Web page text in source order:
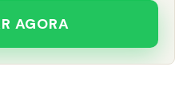
AGORA